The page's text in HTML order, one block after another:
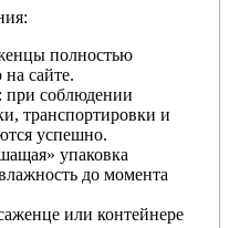
полностью
сайте.
при соблюдении
транспортировки и
успешно.
упаковка
до момента
или контейнере